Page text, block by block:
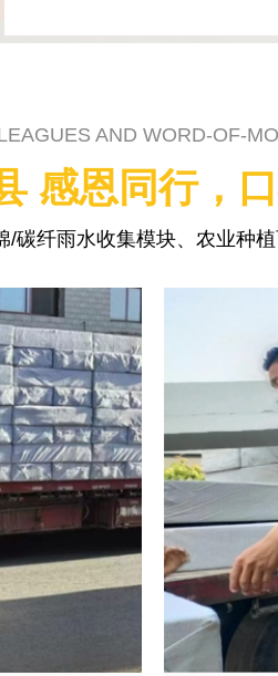
AND WORD-OF-
感恩同行，
/碳纤雨水收集模块、农业种